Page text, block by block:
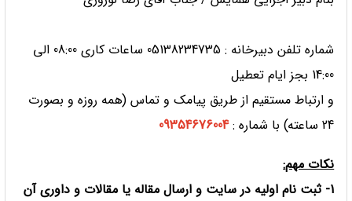
شماره تلفن دبیرخانه : 05138234735 ساعات کاری 08:00 الی
14:00 بجز ایام تعطیل
و ارتباط مستقیم از طریق پیامک و تماس (همه روزه و بصورت
24 ساعته) با شماره :
09354676004
نكات مهم:
1- ثبت نام اولیه در سایت و ارسال مقاله یا مقالات و داوری آن